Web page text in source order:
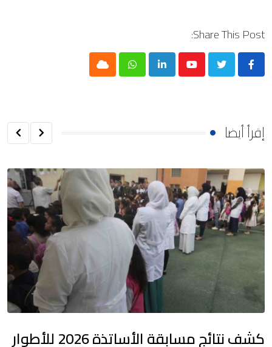
Share This Post:
Youtube
LinkedIn
Whatsapp
Cloud
إقرأ أيضا
كشف نتائج مسابقة الأساتذة 2026 للأطوار